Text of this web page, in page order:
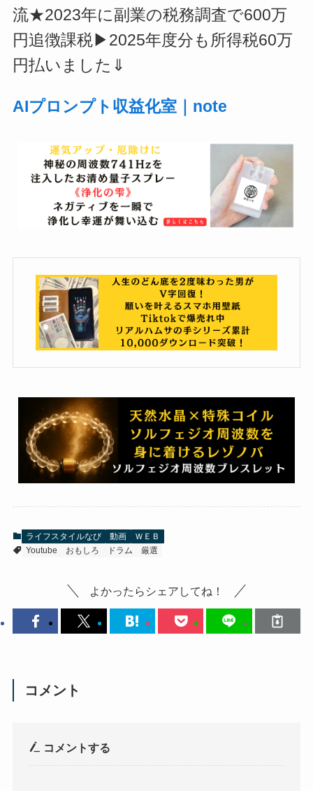
流★2023年に副業の税務調査で600万
円追徴課税▶2025年度分も所得税60万
円払いました⇓
AIプロンプト収益化室｜note
ライフスタイルなび 動画
ＷＥＢ
Youtube
おもしろ ドラム 厳選
よかったらシェアしてね！
コメント
コメントする